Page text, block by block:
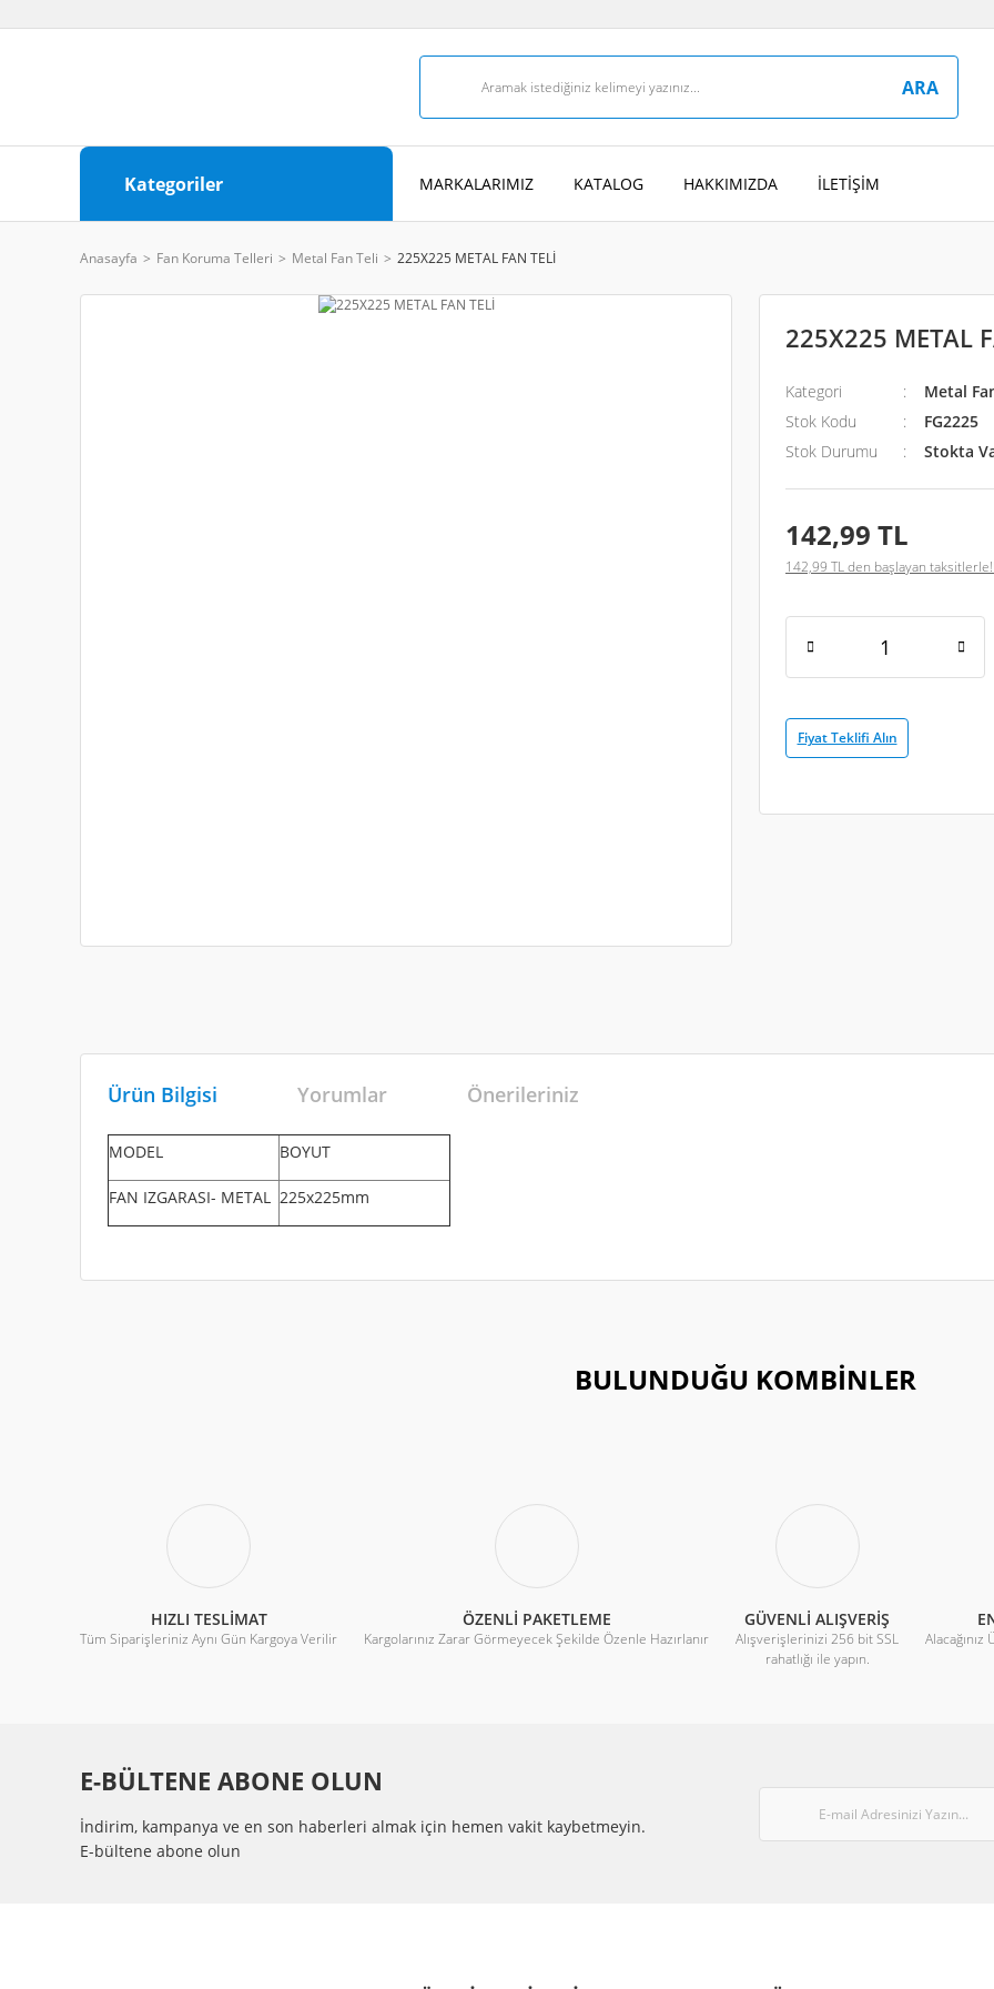
ARA
Kategoriler MARKALARIMIZ KATALOG HAKKIMIZDA İLETİŞİM
Anasayfa Fan Koruma Telleri Metal Fan Teli 225X225 METAL FAN TELİ
225X225 METAL
Kategori
Metal
Stok Kodu
FG2225
Stok Durumu
Stokta
142,99 TL
142,99 TL den başlayan taksitlerle!!
Fiyat Teklifi Alın
Ürün Bilgisi Yorumlar Önerileriniz
MODEL BOYUT
FAN IZGARASI- METAL 225x225mm
Ürün fiyatı diğer sitelerden daha pahalı.
BULUNDUĞU KOMBİNLER
%20
10.295,10 TL
HIZLI TESLİMAT
Tüm Siparişleriniz Aynı Gün Kargoya Verilir
ÖZENLİ PAKETLEME
Kargolarınız Zarar Görmeyecek Şekilde Özenle Hazırlanır
GÜVENLİ ALIŞVERİŞ
Alışverişlerinizi 256 bit SSL
rahatlığı ile yapın.
E-BÜLTENE ABONE OLUN
İndirim, kampanya ve en son haberleri almak için hemen vakit kaybetmeyin.
E-bültene abone olun